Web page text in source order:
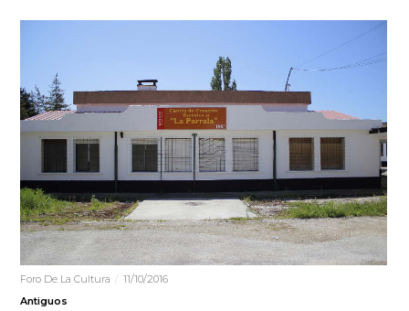
Foro De La Cultura
11/10/2016
Antiguos